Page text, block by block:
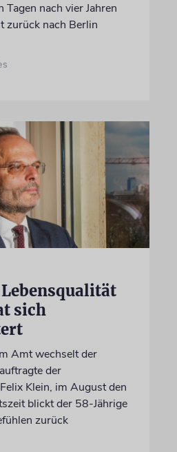
nach vier Jahren
zurück nach Berlin
sich
Amt wechselt der
der
Klein, im August den
blickt der 58-Jährige
zurück